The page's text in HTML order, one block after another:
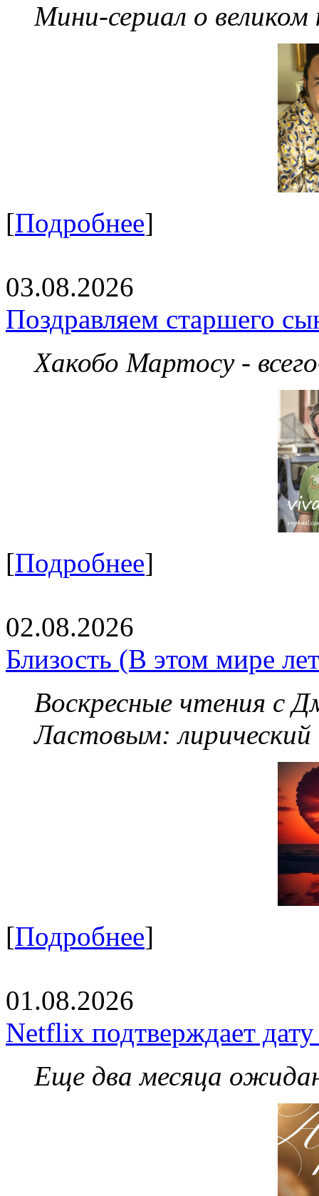
Мини-сериал о великом
[Подробнее]
03.08.2026
Поздравляем старшего
Хакобо Мартосу -
[Подробнее]
02.08.2026
Близость (В этом мире
Воскресные чтения с
Ластовым:
[Подробнее]
01.08.2026
Netflix подтверждает
Еще два месяца